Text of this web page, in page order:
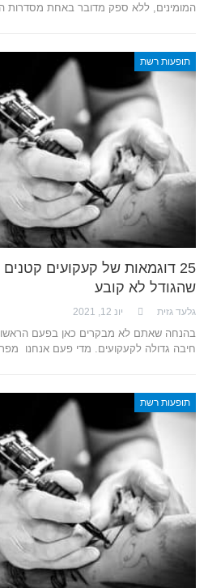
המומינים, ללא ספק מדובר באחת מסדרות
תופעות רשת
25 דוגמאות של קעקועים
שהגודל לא קובע
גלעד גזית יונ 12, 2021
בהנחה שאתם לא מבקרים כאן בפעם
חיבה גדולה לקעקועים. מדי פעם אנחנו
תופעות רשת